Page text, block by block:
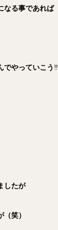
なる事であれば
でやっていこう ‼️
したが
笑）